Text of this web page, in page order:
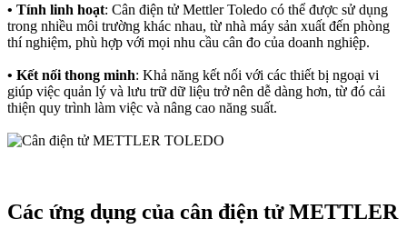
• Tính linh hoạt: Cân điện tử Mettler Toledo có thể được sử dụng
trong nhiều môi trường khác nhau, từ nhà máy sản xuất đến phòng
thí nghiệm, phù hợp với mọi nhu cầu cân đo của doanh nghiệp.
• Kết nối thong minh: Khả năng kết nối với các thiết bị ngoại vi
giúp việc quản lý và lưu trữ dữ liệu trở nên dễ dàng hơn, từ đó cải
thiện quy trình làm việc và nâng cao năng suất.
Các ứng dụng của cân điện tử METTLER